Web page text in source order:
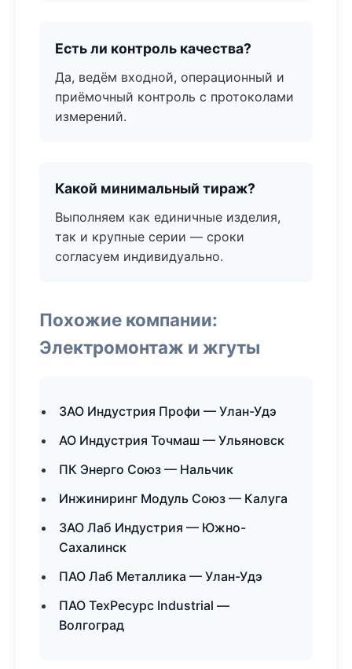
Есть ли контроль качества?
Да, ведём входной, операционный и
приёмочный контроль с протоколами
измерений.
Какой минимальный тираж?
Выполняем как единичные изделия,
так и крупные серии — сроки
согласуем индивидуально.
Похожие компании:
Электромонтаж и жгуты
ЗАО Индустрия Профи — Улан-Удэ
АО Индустрия Точмаш — Ульяновск
ПК Энерго Союз — Нальчик
Инжиниринг Модуль Союз — Калуга
ЗАО Лаб Индустрия — Южно-
Сахалинск
ПАО Лаб Металлика — Улан-Удэ
ПАО ТехРесурс Industrial —
Волгоград